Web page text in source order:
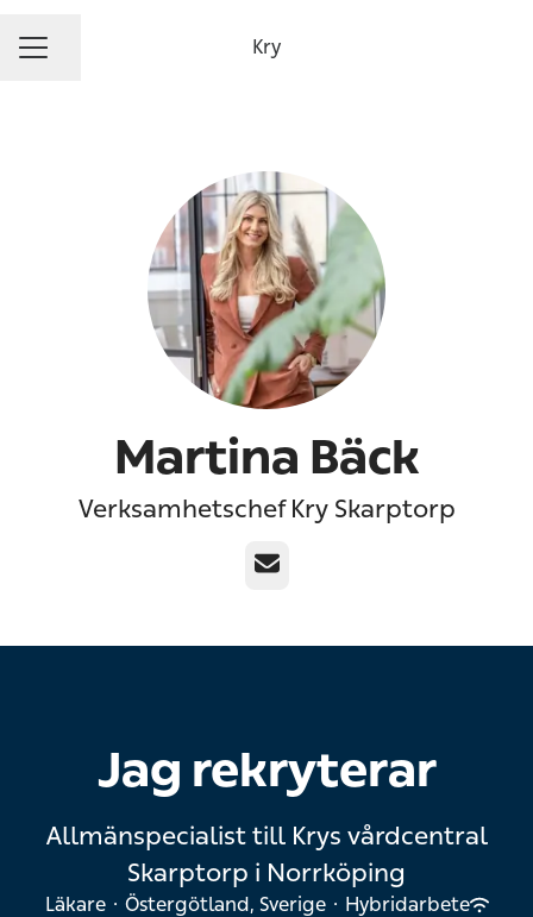
KARRIÄRMENY Kry
Dela sidan
Martina Bäck
Verksamhetschef Kry Skarptorp
E-post
Jag rekryterar
Allmänspecialist till Krys vårdcentral
Skarptorp i Norrköping
Läkare · Östergötland, Sverige · Hybridarbete